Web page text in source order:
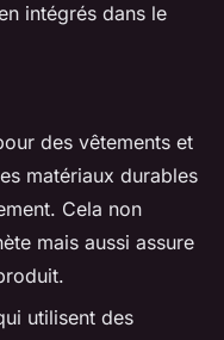
intégrés dans le
des vêtements et
matériaux durables
Cela non
mais aussi assure
utilisent des